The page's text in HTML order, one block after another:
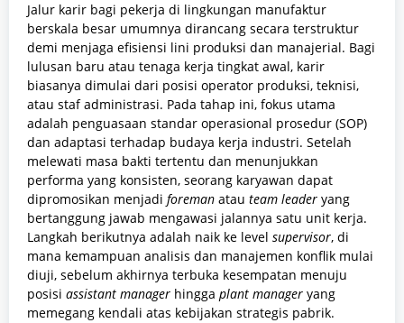
Jalur karir bagi pekerja di lingkungan manufaktur
berskala besar umumnya dirancang secara terstruktur
demi menjaga efisiensi lini produksi dan manajerial. Bagi
lulusan baru atau tenaga kerja tingkat awal, karir
biasanya dimulai dari posisi operator produksi, teknisi,
atau staf administrasi. Pada tahap ini, fokus utama
adalah penguasaan standar operasional prosedur (SOP)
dan adaptasi terhadap budaya kerja industri. Setelah
melewati masa bakti tertentu dan menunjukkan
performa yang konsisten, seorang karyawan dapat
dipromosikan menjadi foreman atau team leader yang
bertanggung jawab mengawasi jalannya satu unit kerja.
Langkah berikutnya adalah naik ke level supervisor, di
mana kemampuan analisis dan manajemen konflik mulai
diuji, sebelum akhirnya terbuka kesempatan menuju
posisi assistant manager hingga plant manager yang
memegang kendali atas kebijakan strategis pabrik.